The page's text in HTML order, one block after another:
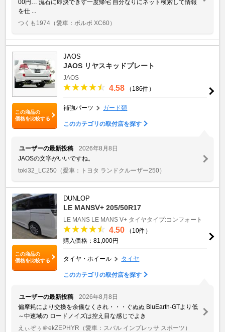
00円… 流石に即決できず一度帰宅 自分なりにネット検索して情報
を仕 ...
つくも1974 （愛車：ボルボ XC60）
この商品の
価格を比較する
JAOS
JAOS リヤスキッドプレート
JAOS
4.58 （186件）
補強パーツ ガード類
このカテゴリの取付店を探す
ユーザーの最新投稿
2026年8月8日
JAOSの文字がいいですね。
toki32_LC250 （愛車：トヨタ ランドクルーザー250）
この商品の
価格を比較する
DUNLOP
LE MANSⅤ+ 205/50R17
LE MANS LE MANS V+ タイヤタイプ:コンフォート
4.50
（10件）
購入価格：81,000円
タイヤ・ホイール タイヤ
このカテゴリの取付店を探す
ユーザーの最新投稿
2026年8月8日
偏摩耗により交換を余儀なくされ・・・ぐぬぬ BluEarth-GTより低
～中速域の ロードノイズは控え目な感じでよき
えぃぞぅ＠ekZEPHYR （愛車：スバル インプレッサ スポーツ）